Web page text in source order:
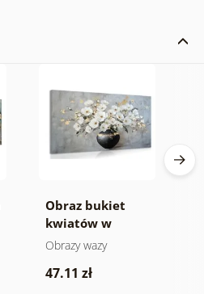
Obraz bukiet
kwiatów w
czarnej wazie
Obrazy wazy
47.11 zł